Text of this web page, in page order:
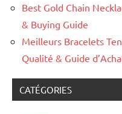
Best Gold Chain
& Buying Guide
Meilleurs Bracelets
Qualité & Guide
CATÉGORIES